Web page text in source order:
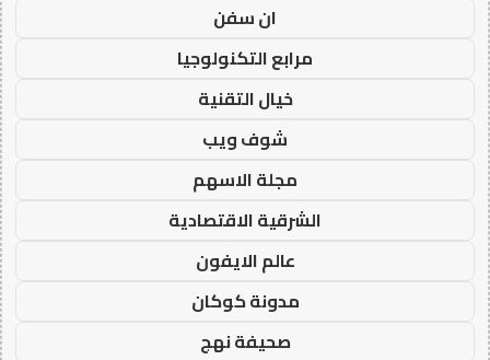
ان سفن
مرابع التكنولوجيا
خيال التقنية
شوف ويب
مجلة الاسهم
الشرقية الاقتصادية
عالم الايفون
مدونة كوكان
صحيفة نهج